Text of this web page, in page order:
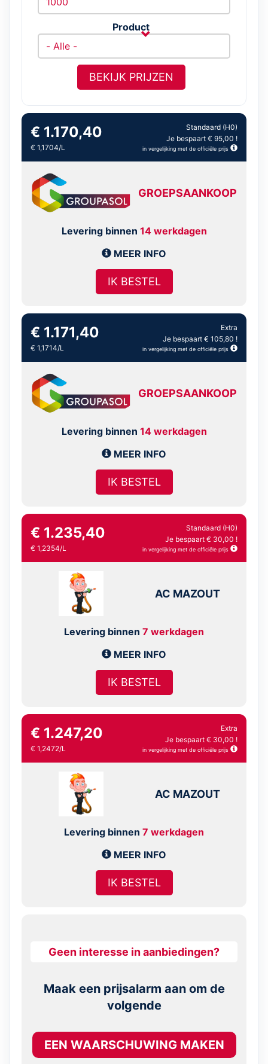
Product
BEKIJK PRIJZEN
€ 1.170,40
€ 1,1704/L
Standaard (H0)
Je bespaart € 95,00 !
in vergelijking met de officiële prijs
GROEPSAANKOOP
Levering binnen 14 werkdagen
MEER INFO
IK BESTEL
€ 1.171,40
€ 1,1714/L
Extra
Je bespaart € 105,80 !
in vergelijking met de officiële prijs
GROEPSAANKOOP
Levering binnen 14 werkdagen
MEER INFO
IK BESTEL
€ 1.235,40
€ 1,2354/L
Standaard (H0)
Je bespaart € 30,00 !
in vergelijking met de officiële prijs
AC MAZOUT
Levering binnen 7 werkdagen
MEER INFO
IK BESTEL
€ 1.247,20
€ 1,2472/L
Extra
Je bespaart € 30,00 !
in vergelijking met de officiële prijs
AC MAZOUT
Levering binnen 7 werkdagen
MEER INFO
IK BESTEL
Geen interesse in aanbiedingen?
Maak een prijsalarm aan om de
volgende
EEN WAARSCHUWING MAKEN